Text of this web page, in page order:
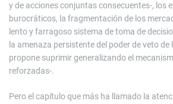
y de acciones conjuntas consecuentes-, los
burocráticos, la fragmentación de los
lento y farragoso sistema de toma de
la amenaza persistente del poder de veto
propone suprimir generalizando el
reforzadas-.
Pero el capítulo que más ha llamado la